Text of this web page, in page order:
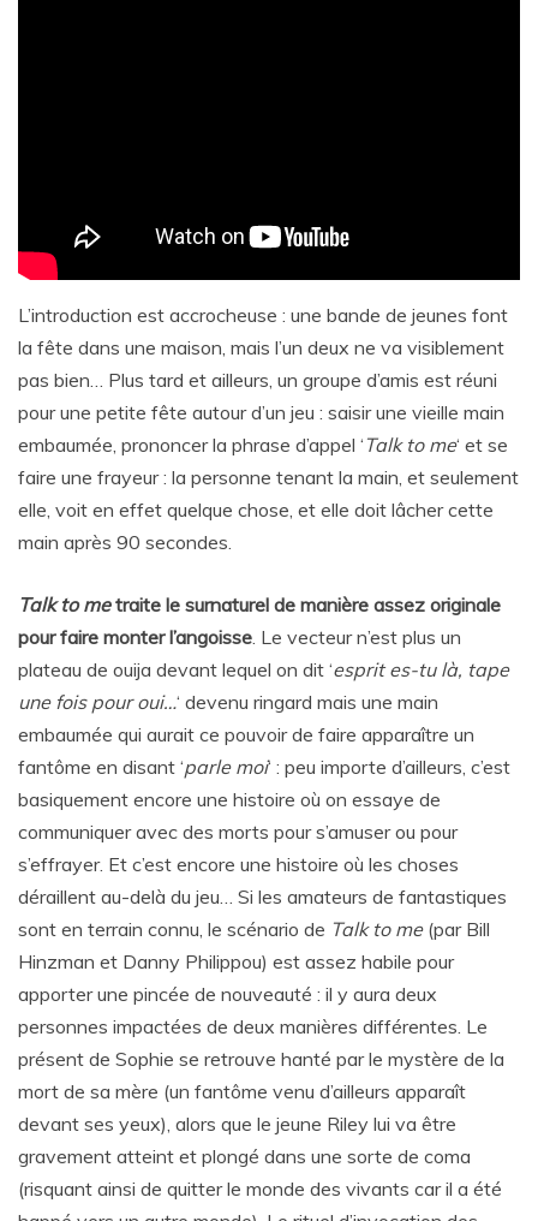
L’introduction est accrocheuse : une bande de jeunes font
la fête dans une maison, mais l’un deux ne va visiblement
pas bien… Plus tard et ailleurs, un groupe d’amis est réuni
pour une petite fête autour d’un jeu : saisir une vieille main
embaumée, prononcer la phrase d’appel ‘ Talk to me‘ et se
faire une frayeur : la personne tenant la main, et seulement
elle, voit en effet quelque chose, et elle doit lâcher cette
main après 90 secondes.
Talk to metraite le surnaturel de manière assez originale
pour faire monter l’angoisse. Le vecteur n’est plus un
plateau de ouija devant lequel on dit ‘esprit es-tu là, tape
une fois pour oui…‘ devenu ringard mais une main
embaumée qui aurait ce pouvoir de faire apparaître un
fantôme en disant ‘parle moi‘ : peu importe d’ailleurs, c’est
basiquement encore une histoire où on essaye de
communiquer avec des morts pour s’amuser ou pour
s’effrayer. Et c’est encore une histoire où les choses
déraillent au-delà du jeu… Si les amateurs de fantastiques
sont en terrain connu, le scénario de Talk to me(par Bill
Hinzman et Danny Philippou) est assez habile pour
apporter une pincée de nouveauté : il y aura deux
personnes impactées de deux manières différentes. Le
présent de Sophie se retrouve hanté par le mystère de la
mort de sa mère (un fantôme venu d’ailleurs apparaît
devant ses yeux), alors que le jeune Riley lui va être
gravement atteint et plongé dans une sorte de coma
(risquant ainsi de quitter le monde des vivants car il a été